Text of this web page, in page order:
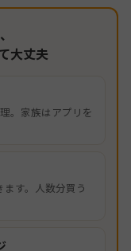
大丈夫
。家族はアプリを
す。人数分買う